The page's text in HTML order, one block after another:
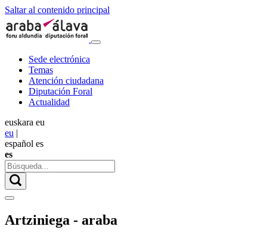
Saltar al contenido principal
Sede electrónica
Temas
Atención ciudadana
Diputación Foral
Actualidad
euskara eu
eu |
español es
es
Artziniega - araba